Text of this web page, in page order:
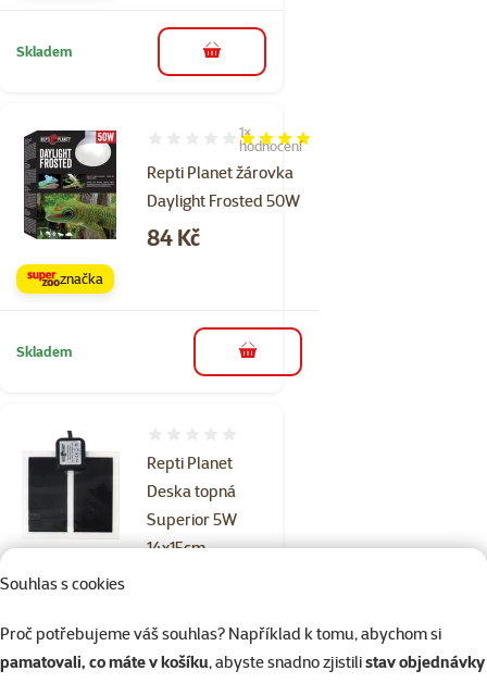
Souhlas s cookies
Proč potřebujeme váš souhlas? Například k tomu, abychom si
pamatovali, co máte v košíku, abyste snadno zjistilistav objednávky
Skladem do košíku
Repti Planet žárovka
Daylight Frosted 50W
Hodnocení 80%, počet hodnocení: 1
1×
hodnocení
Cena
84 Kč
značka
Skladem do košíku
Repti Planet
Deska topná
Superior 5W
14x15cm
family cena
☀️Léto značka